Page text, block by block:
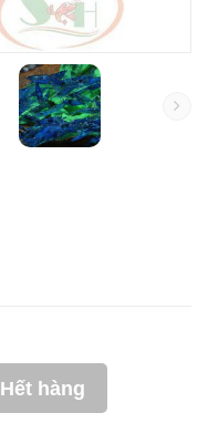
Hết hàng